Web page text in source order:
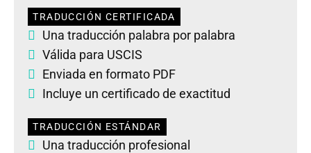
TRADUCCIÓN CERTIFICADA
Una traducción palabra por palabra
Válida para USCIS
Enviada en formato PDF
Incluye un certificado de exactitud
TRADUCCIÓN ESTÁNDAR
Una traducción profesional